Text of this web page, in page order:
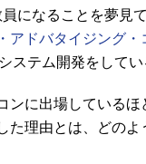
になることを夢見
アドバタイジング・
テム開発をしてい
に出場しているほ
た理由とは、どのよ